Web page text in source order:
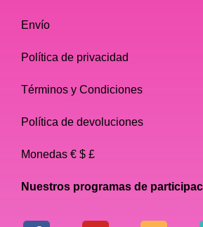
Envío
Política de privacidad
Términos y Condiciones
Política de devoluciones
Monedas € $ £
Nuestros programas de